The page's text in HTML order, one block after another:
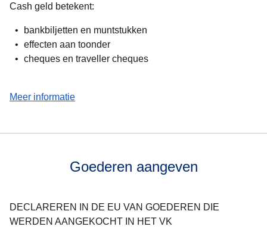
Cash geld betekent:
bankbiljetten en muntstukken
effecten aan toonder
cheques en traveller cheques
Meer informatie(
Goederen aangeven
DECLAREREN IN DE EU VAN GOEDEREN DIE
WERDEN AANGEKOCHT IN HET VK